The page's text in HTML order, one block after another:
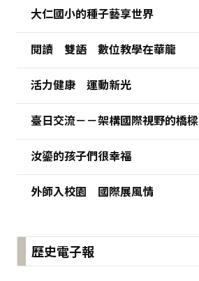
大仁國小的種子藝享世界
閱讀 雙語 數位教學在華龍
活力健康 運動新光
臺日交流－－架構國際視野的橋樑
汝鎏的孩子們很幸福
外師入校園 國際展風情
歷史電子報